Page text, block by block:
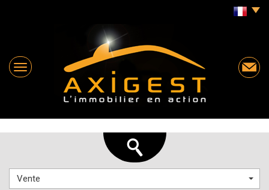
Vente